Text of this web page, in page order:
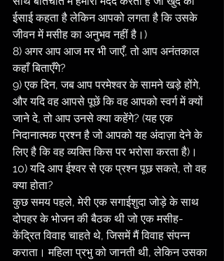
ईसाई कहता है लेकिन आपको लगता है कि उसके
जीवन में मसीह का अनुभव नहीं है।)
8) अगर आप आज मर भी जाएँ, तो आप अनंतकाल
कहाँ बिताएँगे?
9) एक दिन, जब आप परमेश्वर के सामने खड़े होंगे,
और यदि वह आपसे पूछें कि वह आपको स्वर्ग में क्यों
जाने दे, तो आप उनसे क्या कहेंगे? (यह एक
निदानात्मक प्रश्न है जो आपको यह अंदाज़ा देने के
लिए है कि वह व्यक्ति किस पर भरोसा करता है)।
10) यदि आप ईश्वर से एक प्रश्न पूछ सकते, तो वह
क्या होता?
कुछ समय पहले, मेरी एक सगाईशुदा जोड़े के साथ
दोपहर के भोजन की बैठक थी जो एक मसीह-
केंद्रित विवाह चाहते थे, जिसमें मैं विवाह संपन्न
कराता। महिला प्रभु को जानती थी, लेकिन उसका